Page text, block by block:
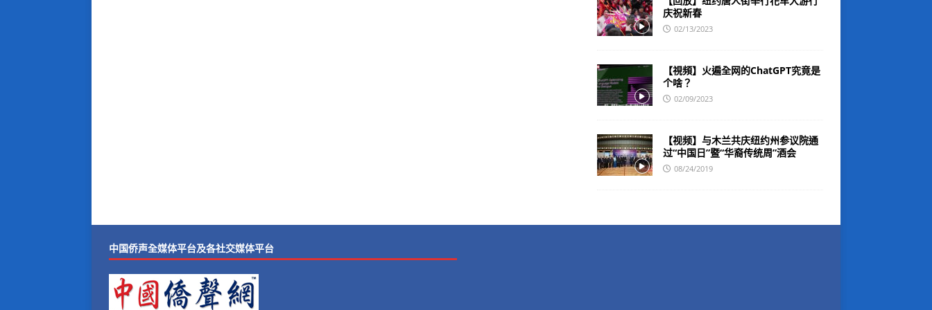
庆祝新春
02/13/2023
【視頻】火遍全网的ChatGPT究竟是
个啥？
02/09/2023
【视频】与木兰共庆纽约州参议院通
过“中国日”暨“华裔传统周”酒会
08/24/2019
中国侨声全媒体平台及各社交媒体平台